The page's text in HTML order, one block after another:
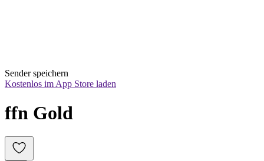
Sender speichern
Kostenlos im App Store laden
ffn Gold